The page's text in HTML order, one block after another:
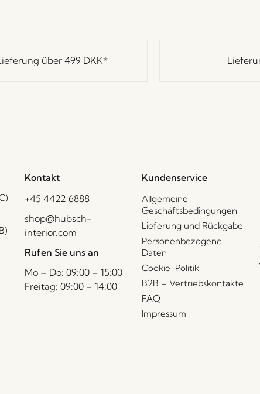
über499 DKK*
Kontakt
+45 4422 6888
shop@hubsch-
interior.com
Rufen Sie uns an
Mo – Do: 09:00 – 15:00
Freitag: 09:00 – 14:00
Kundenservice
Allgemeine
Geschäftsbedingungen
Lieferung und Rückgabe
Personenbezogene
Daten
Cookie-Politik
B2B – Vertriebskontakte
FAQ
Impressum